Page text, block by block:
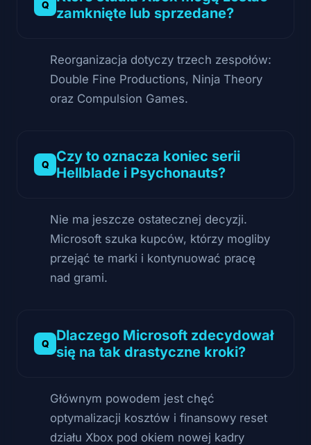
zamknięte lub sprzedane?
Reorganizacja dotyczy trzech zespołów:
Double Fine Productions, Ninja Theory
oraz Compulsion Games.
Czy to oznacza koniec serii
Hellblade i Psychonauts?
Nie ma jeszcze ostatecznej decyzji.
Microsoft szuka kupców, którzy mogliby
przejąć te marki i kontynuować pracę
nad grami.
Dlaczego Microsoft zdecydował
się na tak drastyczne kroki?
Głównym powodem jest chęć
optymalizacji kosztów i finansowy reset
działu Xbox pod okiem nowej kadry